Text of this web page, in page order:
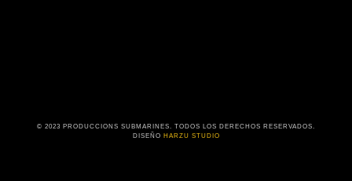
© 2023 PRODUCCIONS SUBMARINES. TODOS LOS DERECHOS RESERVADOS.
DISEÑO HARZU STUDIO